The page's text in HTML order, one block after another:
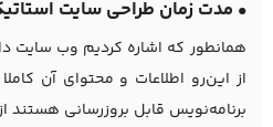
• مدت زمان طراحی سایت
همانطور که اشاره کردیم وب سایت
از این‌رو اطلاعات و محتوای آن
برنامه‌نویس قابل بروزرسانی هستند